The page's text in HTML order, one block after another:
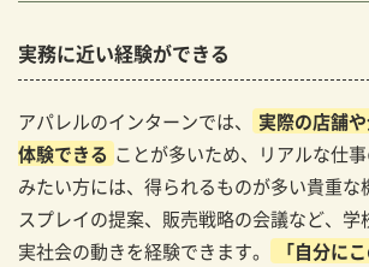
実務に近い経験ができる
アパレルのインターンでは、
実際の店舗
体験できる ことが多いため、リアルな仕
みたい方には、得られるものが多い貴重な
スプレイの提案、販売戦略の会議など、学
実社会の動きを経験できます。
「自分に